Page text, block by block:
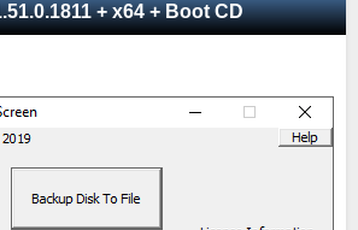
+ x64 + Boot CD